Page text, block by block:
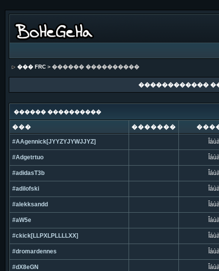
��� FRC> ������ ����������
������������
������ ����������
��� �������
#AAgennick[JYYZYJYWJJYZ]
#Adgetrtuo
#adidasT3b
#adilofski
#alekksandd
#aW5e
#ckick[LLPXLPLLLLXX]
#dromardennes
#dX8eGN